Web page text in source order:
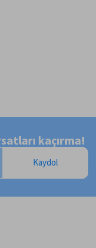
kaçırma!
Kaydol